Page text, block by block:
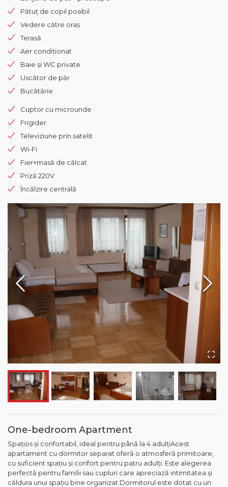
Pătuț de copil posibil
Vedere către oraș
Terasă
Aer condiționat
Baie și WC private
Uscător de păr
Bucătărie
Cuptor cu microunde
Frigider
Televiziune prin satelit
Wi-Fi
Fier+masă de călcat
Priză 220V
Încălzire centrală
One-bedroom Apartment
Spațios și confortabil, ideal pentru până la 4 adulțiAcest
apartament cu dormitor separat oferă o atmosferă primitoare,
cu suficient spațiu și confort pentru patru adulți. Este alegerea
perfectă pentru familii sau cupluri care apreciază intimitatea și
căldura unui spațiu bine organizat.Dormitorul este dotat cu un